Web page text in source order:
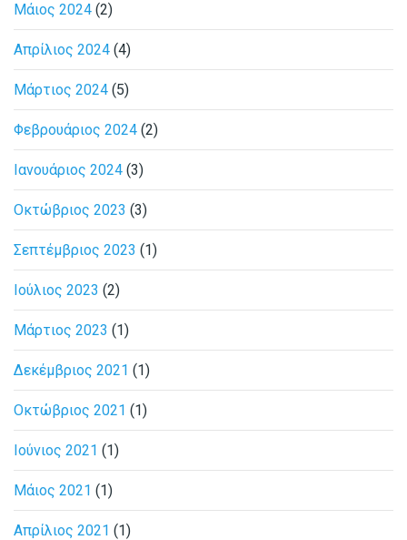
Μάιος 2024 (2)
Απρίλιος 2024 (4)
Μάρτιος 2024 (5)
Φεβρουάριος 2024 (2)
Ιανουάριος 2024 (3)
Οκτώβριος 2023 (3)
Σεπτέμβριος 2023 (1)
Ιούλιος 2023 (2)
Μάρτιος 2023 (1)
Δεκέμβριος 2021 (1)
Οκτώβριος 2021 (1)
Ιούνιος 2021 (1)
Μάιος 2021 (1)
Απρίλιος 2021 (1)